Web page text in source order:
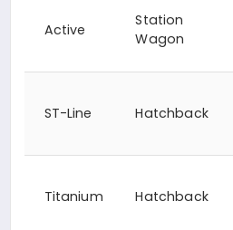
Active
Station
Wagon
ST-Line Hatchback
Titanium Hatchback